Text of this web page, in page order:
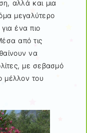
αλλά και μια
μεγαλύτερο
ένα πιο
από τις
να
με σεβασμό
μέλλον του